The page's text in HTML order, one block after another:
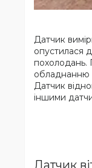
Датчик
опустилася
похолодань.
обладнанню
Датчик
іншими
Датчик